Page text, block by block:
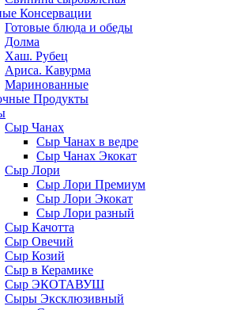
Консервации
Готовые блюда и обеды
Долма
Хаш. Рубец
Ариса. Кавурма
Маринованные
Продукты
Сыр Чанах
Сыр Чанах в ведре
Сыр Чанах Экокат
Сыр Лори
Сыр Лори Премиум
Сыр Лори Экокат
Сыр Лори разный
Сыр Качотта
Сыр Овечий
Сыр Козий
Сыр в Керамике
Сыр ЭКОТАВУШ
Сыры Эксклюзивный